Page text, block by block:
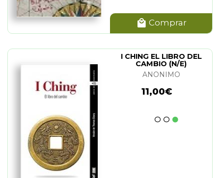
Comprar
I CHING EL LIBRO DEL
CAMBIO (N/E)
ANONIMO
11,00€